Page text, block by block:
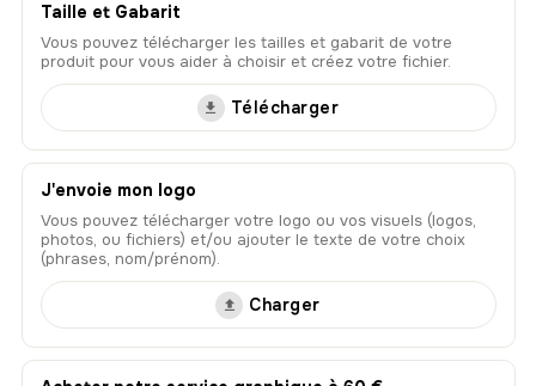
Taille et Gabarit
Vous pouvez télécharger les tailles et gabarit de votre
produit pour vous aider à choisir et créez votre fichier.
Télécharger
J'envoie mon logo
Vous pouvez télécharger votre logo ou vos visuels (logos,
photos, ou fichiers) et/ou ajouter le texte de votre choix
(phrases, nom/prénom).
Charger